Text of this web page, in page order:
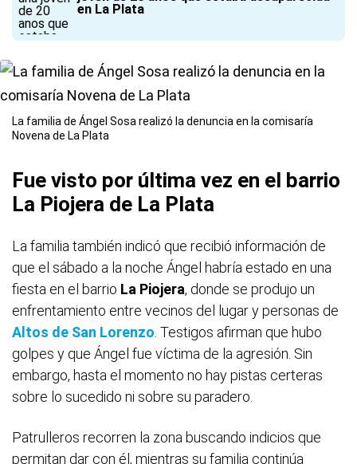
en La Plata
La familia de Ángel Sosa realizó la denuncia en la comisaría
Novena de La Plata
Fue visto por última vez en el barrio
La Piojera de La Plata
La familia también indicó que recibió información de
que el sábado a la noche Ángel habría estado en una
fiesta en el barrio La Piojera, donde se produjo un
enfrentamiento entre vecinos del lugar y personas de
Altos de San Lorenzo . Testigos afirman que hubo
golpes y que Ángel fue víctima de la agresión. Sin
embargo, hasta el momento no hay pistas certeras
sobre lo sucedido ni sobre su paradero.
Patrulleros recorren la zona buscando indicios que
permitan dar con él, mientras su familia continúa